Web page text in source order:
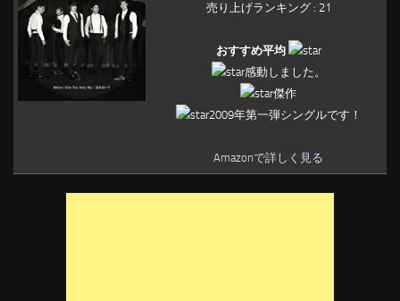
売り上げランキング : 21
おすすめ平均
感動しました。
傑作
2009年第一弾シングルです！
Amazonで詳しく見る